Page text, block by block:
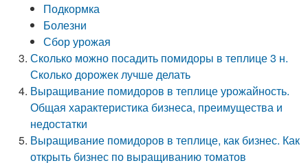
Подкормка
Болезни
Сбор урожая
Сколько можно посадить помидоры в теплице 3 н.
Сколько дорожек лучше делать
Выращивание помидоров в теплице урожайность.
Общая характеристика бизнеса, преимущества и
недостатки
Выращивание помидоров в теплице, как бизнес. Как
открыть бизнес по выращиванию томатов